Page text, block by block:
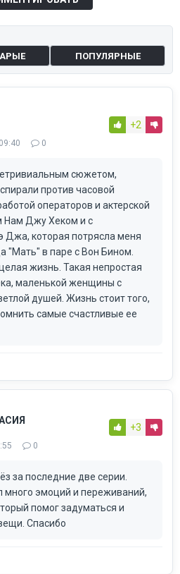
ПОПУЛЯРНЫЕ
0
+2
сюжетом,
против часовой
операторов и актерской
Нам Джу Хеком и с
которая потрясла меня
"Мать" в паре с Вон Бином.
жизнь. Такая непростая
маленькой женщины с
душей. Жизнь стоит того,
самые счастливые ее
0
+3
за последние две серии.
много эмоций и переживаний,
помог задуматься и
Спасибо